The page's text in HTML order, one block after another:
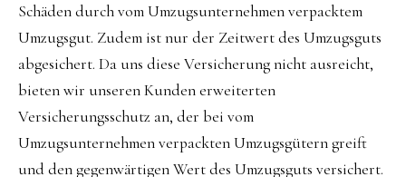
Schäden durch vom Umzugsunternehmen verpacktem
Umzugsgut. Zudem ist nur der Zeitwert des Umzugsguts
abgesichert. Da uns diese Versicherung nicht ausreicht,
bieten wir unseren Kunden erweiterten
Versicherungsschutz an, der bei vom
Umzugsunternehmen verpackten Umzugsgütern greift
und den gegenwärtigen Wert des Umzugsguts versichert.